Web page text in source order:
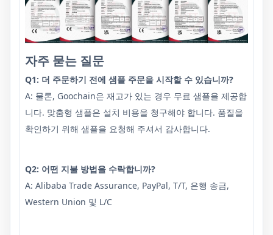
자주 묻는 질문
Q1: 더 주문하기 전에 샘플 주문을 시작할 수 있습니까?
A: 물론, Goochain은 재고가 있는 경우 무료 샘플을 제공합
니다. 맞춤형 샘플은 설치 비용을 청구해야 합니다. 품질을
확인하기 위해 샘플을 요청해 주셔서 감사합니다.
Q2: 어떤 지불 방법을 수락합니까?
A: Alibaba Trade Assurance, PayPal, T/T, 은행 송금,
Western Union 및 L/C